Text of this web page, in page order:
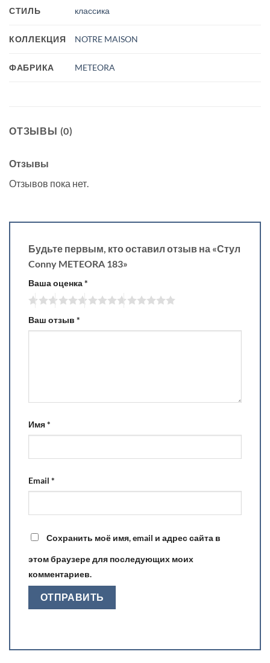
СТИЛЬ классика
КОЛЛЕКЦИЯ NOTRE MAISON
ФАБРИКА METEORA
ОТЗЫВЫ (0)
Отзывы
Отзывов пока нет.
Будьте первым, кто оставил отзыв на «Стул
Conny METEORA 183»
Ваша оценка*
Ваш отзыв *
Имя*
Email *
Сохранить моё имя, email и адрес сайта в
этом браузере для последующих моих
комментариев.